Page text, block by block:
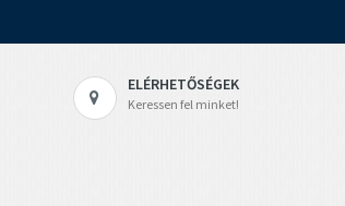
ELÉRHETŐSÉGEK
Keressen fel minket!